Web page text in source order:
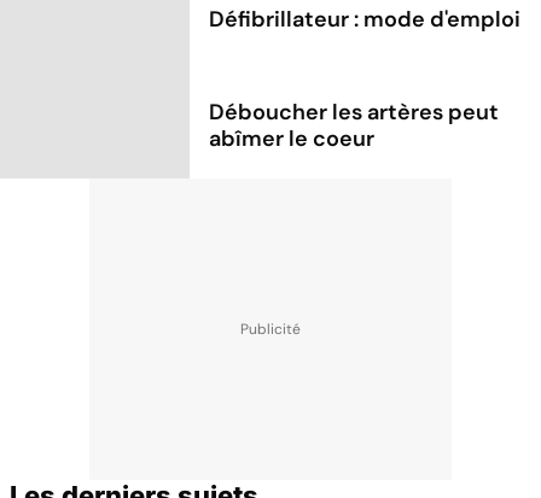
Défibrillateur : mode d'emploi
Déboucher les artères peut
abîmer le coeur